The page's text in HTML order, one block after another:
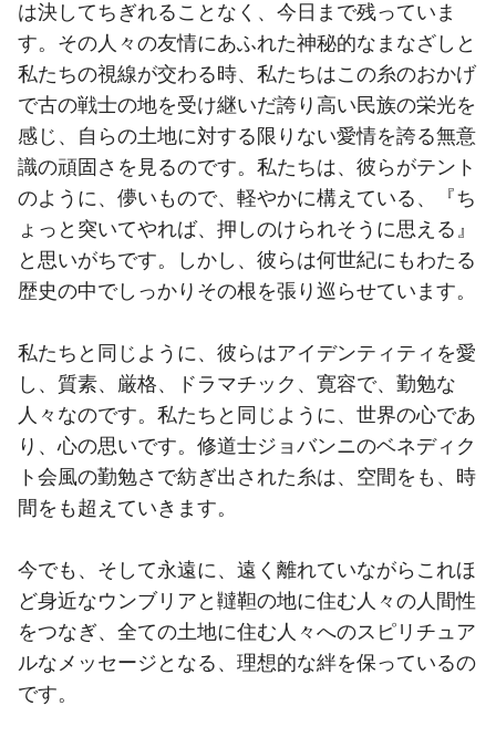
は決してちぎれることなく、今日まで残っていま
す。その人々の友情にあふれた神秘的なまなざしと
私たちの視線が交わる時、私たちはこの糸のおかげ
で古の戦士の地を受け継いだ誇り高い民族の栄光を
感じ、自らの土地に対する限りない愛情を誇る無意
識の頑固さを見るのです。私たちは、彼らがテント
のように、儚いもので、軽やかに構えている、『ち
ょっと突いてやれば、押しのけられそうに思える』
と思いがちです。しかし、彼らは何世紀にもわたる
歴史の中でしっかりその根を張り巡らせています。
私たちと同じように、彼らはアイデンティティを愛
し、質素、厳格、ドラマチック、寛容で、勤勉な
人々なのです。私たちと同じように、世界の心であ
り、心の思いです。修道士ジョバンニのベネディク
ト会風の勤勉さで紡ぎ出された糸は、空間をも、時
間をも超えていきます。
今でも、そして永遠に、遠く離れていながらこれほ
ど身近なウンブリアと韃靼の地に住む人々の人間性
をつなぎ、全ての土地に住む人々へのスピリチュア
ルなメッセージとなる、理想的な絆を保っているの
です。